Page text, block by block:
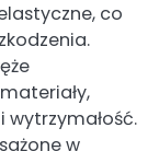
co
wytrzymałość.
w